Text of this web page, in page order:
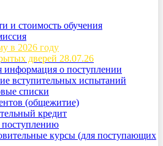
и стоимость обучения
в 2026 году
дверей 28.07.26
информация о поступлении
вступительных испытаний
списки
(общежитие)
кредит
поступлению
курсы (для поступающих